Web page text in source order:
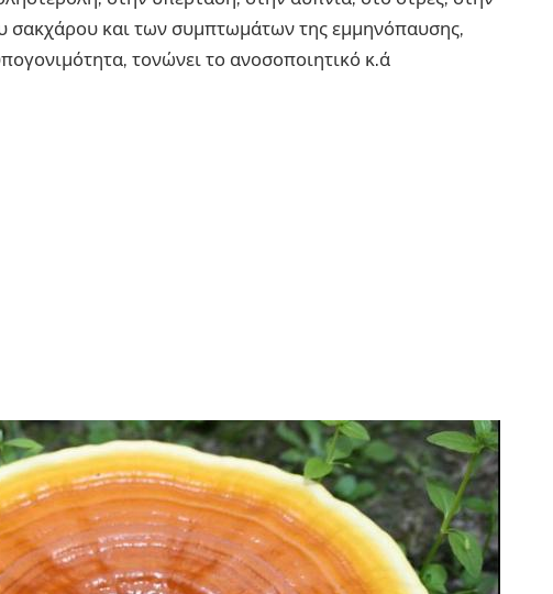
σακχάρου και των συμπτωμάτων της εμμηνόπαυσης,
τονώνει το ανοσοποιητικό κ.ά